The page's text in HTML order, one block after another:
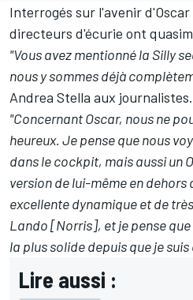
Interrogés sur l'avenir
directeurs d'écurie ont
"Vous avez mentionné la Silly
nous y sommes déjà
Andrea Stella aux journalistes.
"Concernant Oscar, nous ne
heureux. Je pense que nous
dans le cockpit, mais aussi un
version de lui-même en dehors
excellente dynamique et de
Lando [Norris], et je pense
la plus solide depuis que je
Lire aussi :